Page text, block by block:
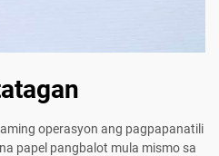
operasyon ang pagpapanatili
papel pangbalot mula mismo sa